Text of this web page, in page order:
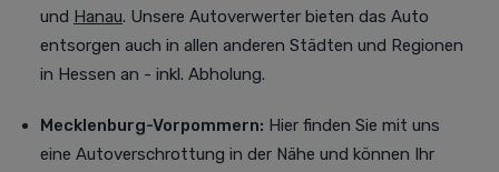
und Hanau. Unsere Autoverwerter bieten das Auto
entsorgen auch in allen anderen Städten und Regionen
in Hessen an - inkl. Abholung.
Mecklenburg-Vorpommern: Hier finden Sie mit uns
eine Autoverschrottung in der Nähe und können Ihr